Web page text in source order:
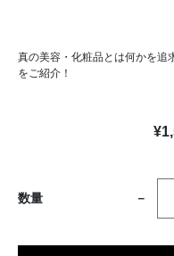
真の美容・化粧品とは何かを追
をご紹介！
¥
数量